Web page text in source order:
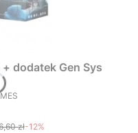
dodatek Gen Sys
zł-12%